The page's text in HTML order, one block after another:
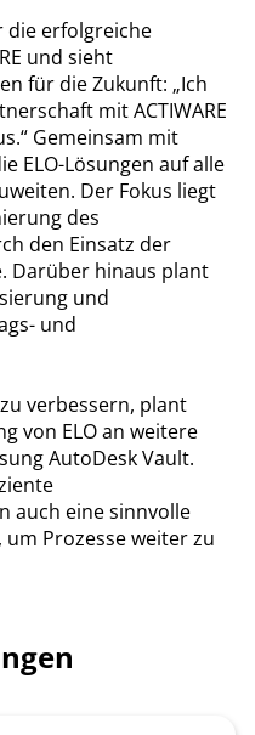
die erfolgreiche
und sieht
für die Zukunft: „Ich
mit ACTIWARE
Gemeinsam mit
ELO-Lösungen auf alle
Der Fokus liegt
des
den Einsatz der
Darüber hinaus plant
und
und
verbessern, plant
von ELO an weitere
AutoDesk Vault.
auch eine sinnvolle
Prozesse weiter zu